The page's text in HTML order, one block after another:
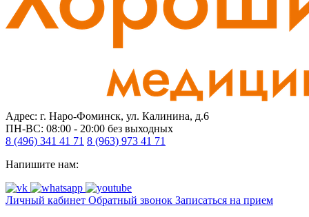
Адрес: г. Наро-Фоминск, ул. Калинина, д.6
ПН-ВС: 08:00 - 20:00 без выходных
8 (496) 341 41 71 8 (963) 973 41 71
Напишите нам:
Личный кабинет Обратный звонок Записаться на прием